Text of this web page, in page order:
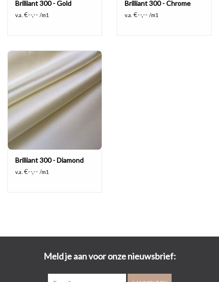
Brilliant 300 - Gold
v.a. €--,-- /m1
Brilliant 300 - Chrome
v.a. €--,-- /m1
Brilliant 300 - Diamond
v.a. €--,-- /m1
Meld je aan voor onze nieuwsbrief: